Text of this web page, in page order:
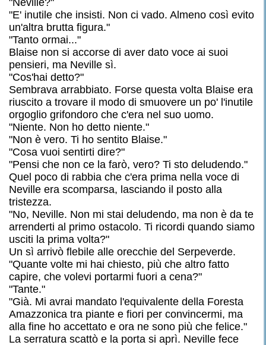
"Neville?"
"E' inutile che insisti. Non ci vado. Almeno così evito
un'altra brutta figura."
"Tanto ormai..."
Blaise non si accorse di aver dato voce ai suoi
pensieri, ma Neville sì.
"Cos'hai detto?"
Sembrava arrabbiato. Forse questa volta Blaise era
riuscito a trovare il modo di smuovere un po' l'inutile
orgoglio grifondoro che c'era nel suo uomo.
"Niente. Non ho detto niente."
"Non è vero. Ti ho sentito Blaise."
"Cosa vuoi sentirti dire?"
"Pensi che non ce la farò, vero? Ti sto deludendo."
Quel poco di rabbia che c'era prima nella voce di
Neville era scomparsa, lasciando il posto alla
tristezza.
"No, Neville. Non mi stai deludendo, ma non è da te
arrenderti al primo ostacolo. Ti ricordi quando siamo
usciti la prima volta?"
Un sì arrivò flebile alle orecchie del Serpeverde.
"Quante volte mi hai chiesto, più che altro fatto
capire, che volevi portarmi fuori a cena?"
"Tante."
"Già. Mi avrai mandato l'equivalente della Foresta
Amazzonica tra piante e fiori per convincermi, ma
alla fine ho accettato e ora ne sono più che felice."
La serratura scattò e la porta si aprì. Neville fece